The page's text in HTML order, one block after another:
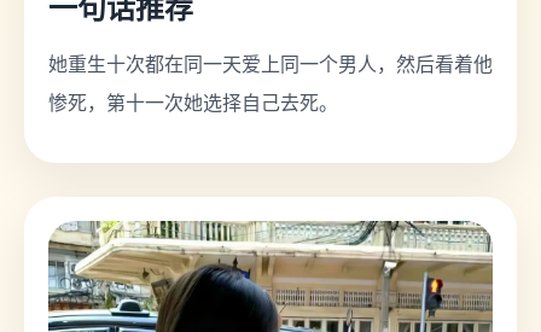
一句话推荐
她重生十次都在同一天爱上同一个男人，然后看着他
惨死，第十一次她选择自己去死。